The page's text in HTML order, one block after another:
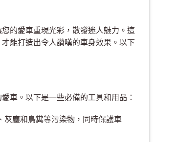
的愛車重現光彩，散發迷人魅力。這
能打造出令人讚嘆的車身效果。以下
車。以下是一些必備的工具和用品：
灰塵和鳥糞等污染物，同時保護車